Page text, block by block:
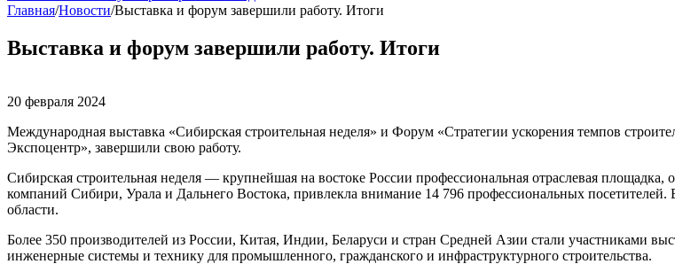
Главная/Новости/Выставка и форум завершили работу. Итоги
Выставка и форум завершили работу. Итоги
20 февраля 2024
Международная выставка «Сибирская строительная неделя» и Форум «Стратегии ускорения темпов
Экспоцентр», завершили свою работу.
Сибирская строительная неделя — крупнейшая на востоке России профессиональная отраслевая
компаний Сибири, Урала и Дальнего Востока, привлекла внимание 14 796 профессиональных
области.
Более 350 производителей из России, Китая, Индии, Беларуси и стран Средней Азии стали участниками
инженерные системы и технику для промышленного, гражданского и инфраструктурного строительства.